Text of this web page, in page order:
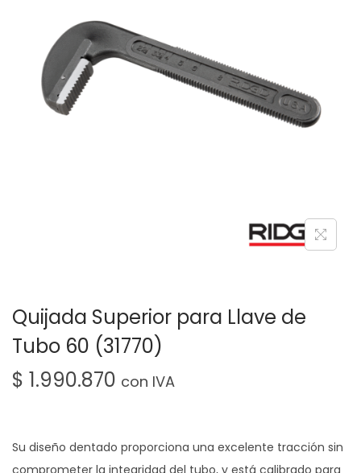
Quijada Superior para Llave de
Tubo 60 (31770)
$ 1.990.870 con IVA
Su diseño dentado proporciona una excelente tracción sin
comprometer la integridad del tubo, y está calibrado para